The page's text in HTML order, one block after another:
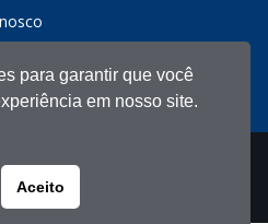
- Todos os direitos
para garantir que você
em nosso site.
Aceito